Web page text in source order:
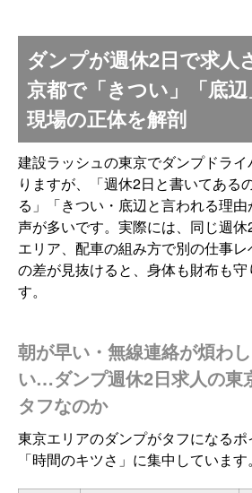
ダンプが週休2日で求人
京都で「きつい」「底
現場の正体を解剖
建設ラッシュの東京でダンプドラ
りますが、「週休2日と書いてある
る」「きつい・底辺と言われる理
声が多いです。実際には、同じ週
エリア、配車の組み方で別の仕事
の差が見抜けると、身体も財布も守
す。
朝が早い・無線連絡が煩わ
い…ダンプ週休2日求人の東
タフなのか
東京エリアのダンプがタフになるポ
「時間のキツさ」に集中しています。